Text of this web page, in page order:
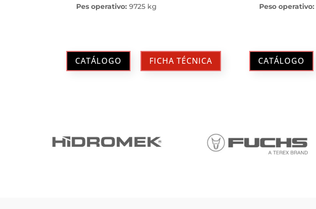
Pes operativo: 9725 kg
CATÁLOGO FICHA TÉCNICA
Peso operativo:
CATÁLOGO